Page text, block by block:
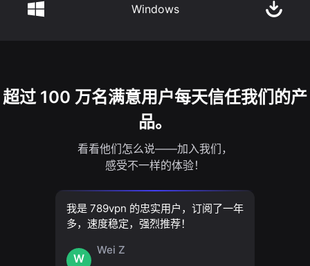
Windows
超过 100 万名满意用户每天信任我们的产
品。
看看他们怎么说——加入我们，
感受不一样的体验！
我是 789vpn 的忠实用户，订阅了一年
多，速度稳定，强烈推荐！
W
Wei Z